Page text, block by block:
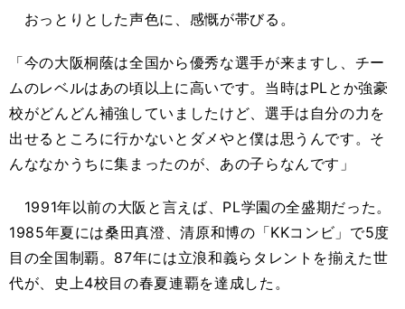
おっとりとした声色に、感慨が帯びる。
「今の大阪桐蔭は全国から優秀な選手が来ますし、チー
ムのレベルはあの頃以上に高いです。当時はPLとか強豪
校がどんどん補強していましたけど、選手は自分の力を
出せるところに行かないとダメやと僕は思うんです。そ
んななかうちに集まったのが、あの子らなんです」
1991年以前の大阪と言えば、PL学園の全盛期だった。
1985年夏には桑田真澄、清原和博の「KKコンビ」で5度
目の全国制覇。87年には立浪和義らタレントを揃えた世
代が、史上4校目の春夏連覇を達成した。